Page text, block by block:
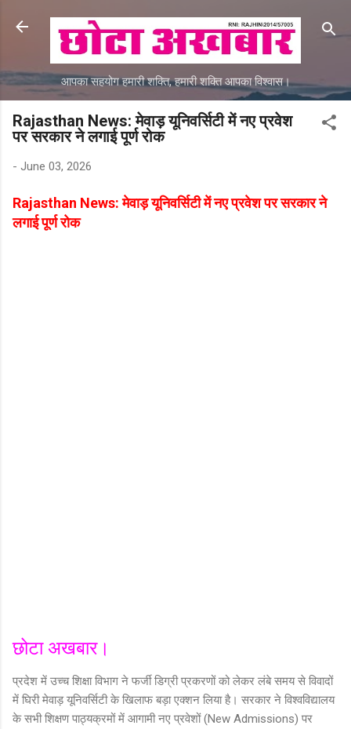
Skip to main content
आपका सहयोग हमारी शक्ति, हमारी शक्ति आपका विश्वास।
Rajasthan News: मेवाड़ यूनिवर्सिटी में नए प्रवेश
पर सरकार ने लगाई पूर्ण रोक
- June 03, 2026
Rajasthan News: मेवाड़ यूनिवर्सिटी में नए प्रवेश पर सरकार ने
लगाई पूर्ण रोक
छोटा अखबार।
प्रदेश में उच्च शिक्षा विभाग ने फर्जी डिग्री प्रकरणों को लेकर लंबे समय से विवादों
में घिरी मेवाड़ यूनिवर्सिटी के खिलाफ बड़ा एक्शन लिया है। सरकार ने विश्वविद्यालय
के सभी शिक्षण पाठ्यक्रमों में आगामी नए प्रवेशों (New Admissions) पर